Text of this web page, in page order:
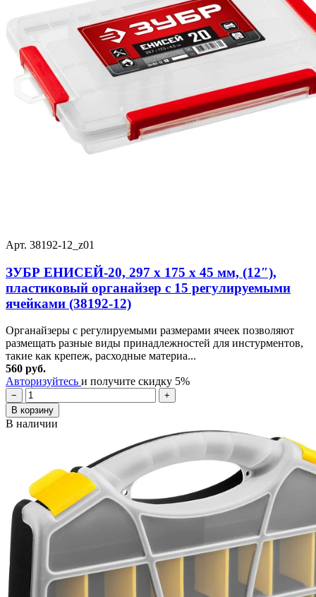
Арт. 38192-12_z01
ЗУБР ЕНИСЕЙ-20, 297 х 175 х 45 мм, (12″),
пластиковый органайзер c 15 регулируемыми
ячейками (38192-12)
Органайзеры с регулируемыми размерами ячеек позволяют
размещать разные виды принадлежностей для инстурментов,
такие как крепеж, расходные материа...
560 руб.
Авторизуйтесь и получите скидку 5%
−
+
В корзину
В наличии